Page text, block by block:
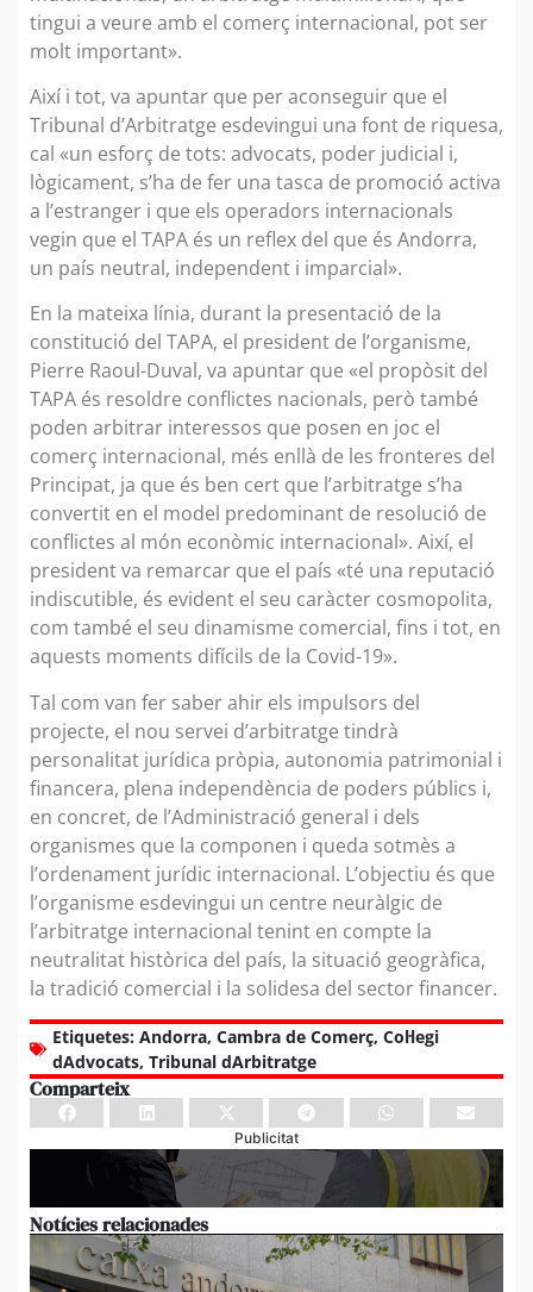
tingui a veure amb el comerç internacional, pot ser
molt important».
Així i tot, va apuntar que per aconseguir que el
Tribunal d’Arbitratge esdevingui una font de riquesa,
cal «un esforç de tots: advocats, poder judicial i,
lògicament, s’ha de fer una tasca de promoció activa
a l’estranger i que els operadors internacionals
vegin que el TAPA és un reflex del que és Andorra,
un país neutral, independent i imparcial».
En la mateixa línia, durant la presentació de la
constitució del TAPA, el president de l’organisme,
Pierre Raoul-Duval, va apuntar que «el propòsit del
TAPA és resoldre conflictes nacionals, però també
poden arbitrar interessos que posen en joc el
comerç internacional, més enllà de les fronteres del
Principat, ja que és ben cert que l’arbitratge s’ha
convertit en el model predominant de resolució de
conflictes al món econòmic internacional». Així, el
president va remarcar que el país «té una reputació
indiscutible, és evident el seu caràcter cosmopolita,
com també el seu dinamisme comercial, fins i tot, en
aquests moments difícils de la Covid-19».
Tal com van fer saber ahir els impulsors del
projecte, el nou servei d’arbitratge tindrà
personalitat jurídica pròpia, autonomia patrimonial i
financera, plena independència de poders públics i,
en concret, de l’Administració general i dels
organismes que la componen i queda sotmès a
l’ordenament jurídic internacional. L’objectiu és que
l’organisme esdevingui un centre neuràlgic de
l’arbitratge internacional tenint en compte la
neutralitat històrica del país, la situació geogràfica,
la tradició comercial i la solidesa del sector financer.
Etiquetes: Andorra, Cambra de Comerç, Col·legi
dAdvocats, Tribunal dArbitratge
Comparteix
Publicitat
Notícies relacionades